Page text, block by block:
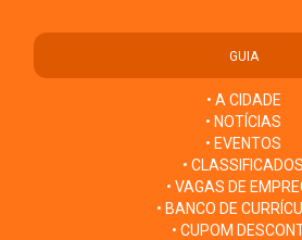
GUIA
• A CIDADE
• NOTÍCIAS
• EVENTOS
• CLASSIFICADOS
• VAGAS DE
• BANCO DE
• CUPOM